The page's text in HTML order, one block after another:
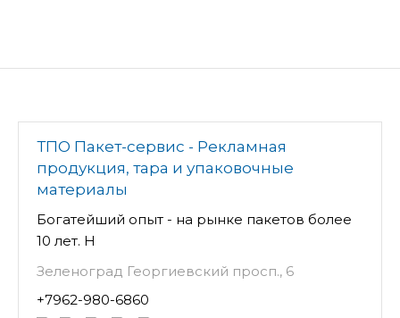
ТПО Пакет-сервис - Рекламная
продукция, тара и упаковочные
материалы
Богатейший опыт - на рынке пакетов более
10 лет. Н
Зеленоград Георгиевский просп., 6
+7962-980-6860